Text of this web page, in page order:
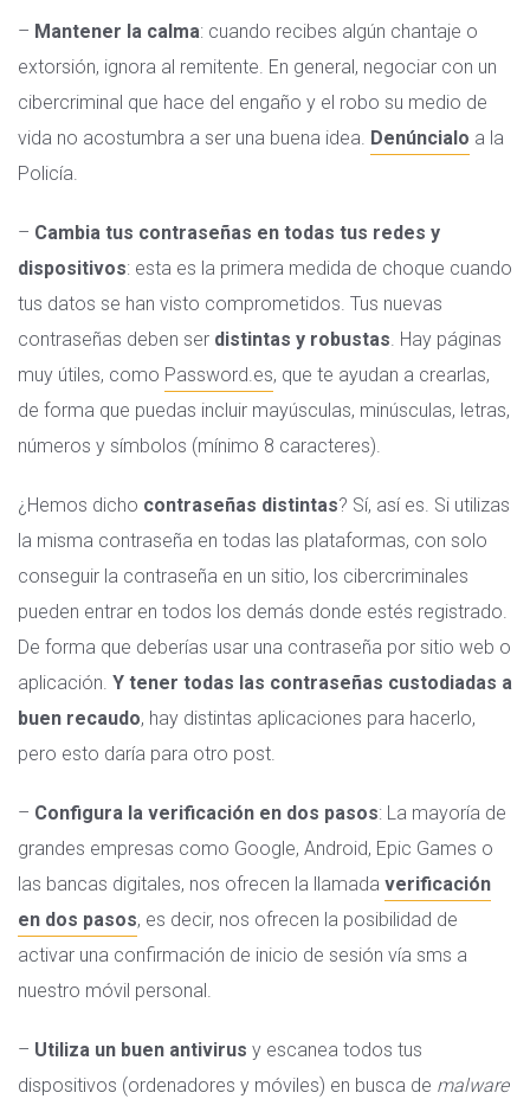
– Mantener la calma: cuando recibes algún chantaje o
extorsión, ignora al remitente. En general, negociar con un
cibercriminal que hace del engaño y el robo su medio de
vida no acostumbra a ser una buena idea. Denúncialo a la
Policía.
– Cambia tus contraseñas en todas tus redes y
dispositivos: esta es la primera medida de choque cuando
tus datos se han visto comprometidos. Tus nuevas
contraseñas deben ser distintas y robustas. Hay páginas
muy útiles, como Password.es, que te ayudan a crearlas,
de forma que puedas incluir mayúsculas, minúsculas, letras,
números y símbolos (mínimo 8 caracteres).
¿Hemos dicho contraseñas distintas? Sí, así es. Si utilizas
la misma contraseña en todas las plataformas, con solo
conseguir la contraseña en un sitio, los cibercriminales
pueden entrar en todos los demás donde estés registrado.
De forma que deberías usar una contraseña por sitio web o
aplicación. Y tener todas las contraseñas custodiadas a
buen recaudo, hay distintas aplicaciones para hacerlo,
pero esto daría para otro post.
– Configura la verificación en dos pasos: La mayoría de
grandes empresas como Google, Android, Epic Games o
las bancas digitales, nos ofrecen la llamada verificación
en dos pasos, es decir, nos ofrecen la posibilidad de
activar una confirmación de inicio de sesión vía sms a
nuestro móvil personal.
– Utiliza un buen antivirus y escanea todos tus
dispositivos (ordenadores y móviles) en busca de malware